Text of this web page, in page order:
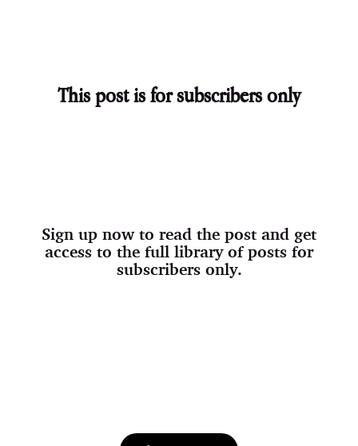
This post is for subscribers only
Sign up now to read the post and get
access to the full library of posts for
subscribers only.